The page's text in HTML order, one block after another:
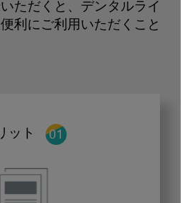
ただくと、デンタルライ
利にご利用いただくこと
ット